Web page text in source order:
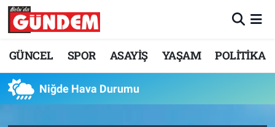
GÜNCEL SPOR ASAYİŞ YAŞAM POLİTİKA
Niğde Hava Durumu
Merkez Nöbetçi Eczaneler